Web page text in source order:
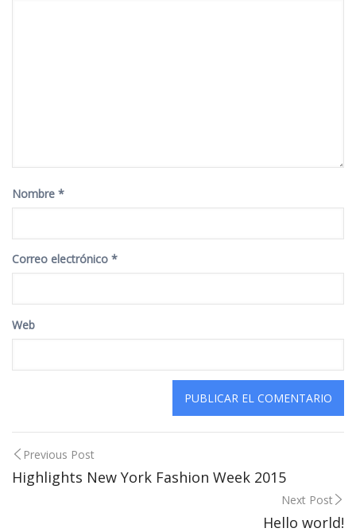
Nombre *
Correo electrónico *
Web
Post
navigation
Previous Post
Highlights New York Fashion Week 2015
Next Post
Hello world!